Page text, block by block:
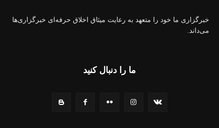
خبرگزاری ما خود را متعهد به رعایت میثاق اخلاق حرفه‌ای خبرگزاری‌ها
می‌داند.
ما را دنبال کنید